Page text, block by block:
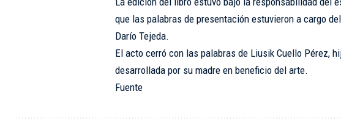
que las palabras de presentación estuvieron a cargo
Darío Tejeda.
El acto cerró con las palabras de Liusik Cuello Pérez,
desarrollada por su madre en beneficio del arte.
Fuente